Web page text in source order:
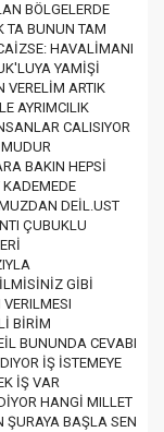
BÖLGELERDE
TA BUNUN TAM
HAVALİMANI
YAMİŞİ
VERELİM ARTIK
AYRIMCILIK
CALISIYOR
MUDUR
BAKIN HEPSİ
DEİL.UST
ÇUBUKLU
GİBİ
BİRİM
BUNUNDA CEVABI
İŞ İSTEMEYE
İŞ VAR
HANGİ MILLET
ŞURAYA BAŞLA SEN